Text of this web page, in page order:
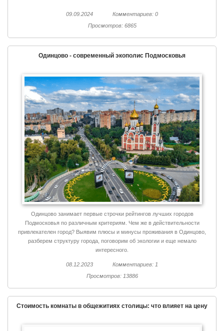
09.09.2024
Комментариев: 0
Просмотров: 6865
Одинцово - современный экополис Подмосковья
Одинцово занимает первые строчки рейтингов лучших городов
Подмосковья по различным критериям. Чем же в действительности
привлекателен город? Выявим плюсы и минусы проживания в Одинцово,
разберем структуру города, поговорим об экологии и еще немало
интересного.
08.12.2023
Комментариев: 1
Просмотров: 13886
Стоимость комнаты в общежитиях столицы: что влияет на цену